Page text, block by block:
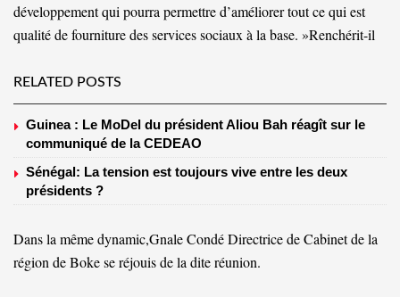
développement qui pourra permettre d’améliorer tout ce qui est
qualité de fourniture des services sociaux à la base. »Renchérit-il
RELATED POSTS
Guinea : Le MoDel du président Aliou Bah réagît sur le
communiqué de la CEDEAO
Sénégal: La tension est toujours vive entre les deux
présidents ?
Dans la même dynamic,Gnale Condé Directrice de Cabinet de la
région de Boke se réjouis de la dite réunion.